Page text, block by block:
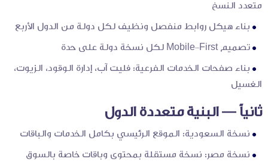
متعدد النسخ
بناء هيكل روابط منفصل ونظيف لكل دولة من الدول الأربع
تصميم Mobile-First لكل نسخة دولة على حدة
بناء صفحات الخدمات الفرعية: فليت آب، إدارة الوقود، الزيوت،
الغسيل
ثانياً — البنية متعددة الدول
نسخة السعودية: الموقع الرئيسي بكامل الخدمات والباقات
نسخة مصر: نسخة مستقلة بمحتوى وباقات خاصة بالسوق